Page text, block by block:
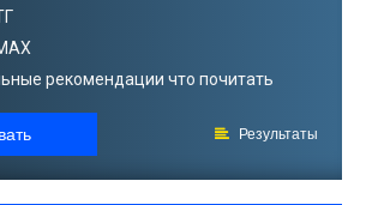
рекомендации что почитать
Результаты